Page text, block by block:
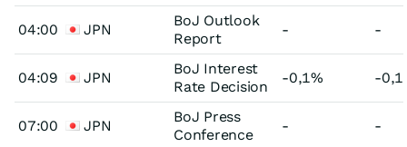
04:00 JPN
BoJ Outlook
Report
- -
04:09 JPN
BoJ Interest
Rate Decision
-0,1% -
07:00 JPN
BoJ Press
Conference
- -